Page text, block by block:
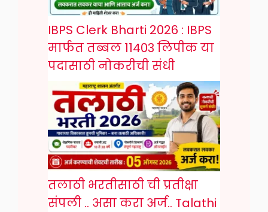
IBPS Clerk Bharti 2026 : IBPS
मार्फत तब्बल 11403 लिपीक या
पदासाठी नोकरीची संधी
तलाठी भरतीसाठी ची प्रतीक्षा
संपली .. असा करा अर्ज.. Talathi